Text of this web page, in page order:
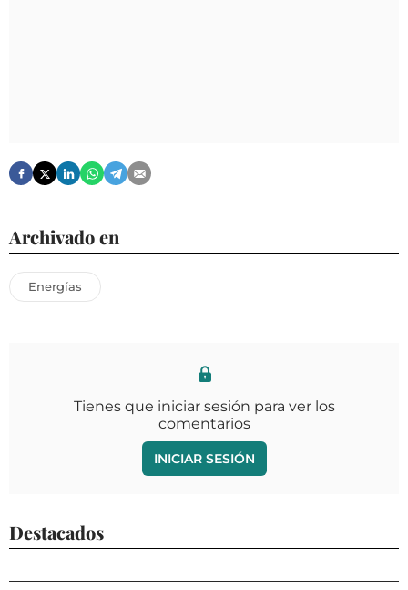
Archivado en
Energías
Tienes que iniciar sesión para ver los
comentarios
INICIAR SESIÓN
Destacados